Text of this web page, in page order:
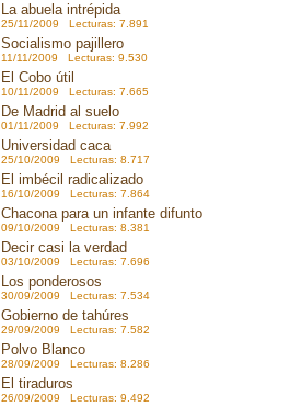
La abuela intrépida
25/11/2009 Lecturas: 7.891
Socialismo pajillero
11/11/2009 Lecturas: 9.530
El Cobo útil
10/11/2009 Lecturas: 7.665
De Madrid al suelo
01/11/2009 Lecturas: 7.992
Universidad caca
25/10/2009 Lecturas: 8.717
El imbécil radicalizado
16/10/2009 Lecturas: 7.864
Chacona para un infante difunto
09/10/2009 Lecturas: 8.381
Decir casi la verdad
03/10/2009 Lecturas: 7.696
Los ponderosos
30/09/2009 Lecturas: 7.534
Gobierno de tahúres
29/09/2009 Lecturas: 7.582
Polvo Blanco
28/09/2009 Lecturas: 8.286
El tiraduros
26/09/2009 Lecturas: 9.492